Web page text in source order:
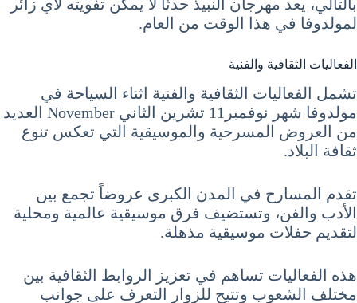
بالتالي، يعد مهرجان النبيذ حدثًا لا يمكن تفويته لأي زائر
لمولدوفا في هذا الوقت من العام.
الفعاليات الثقافية والفنية
تشمل الفعاليات الثقافية والفنية اثناء السياحة في
مولدوفا شهر نوفمبر11 تشرين الثاني November العديد
من العروض المسرحية والموسيقية التي تعكس تنوع
ثقافة البلاد.
تقدم المسارح في المدن الكبرى عروضاً تجمع بين
الأدب والفن، وتستضيف فرق موسيقية عالمية ومحلية
لتقديم حفلات موسيقية مذهلة.
هذه الفعاليات تساهم في تعزيز الروابط الثقافية بين
مختلف الشعوب وتتيح للزوار التعرف على جوانب